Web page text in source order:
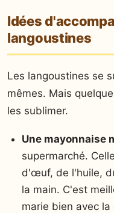
Idées
langoustines
Les langoustines se
mêmes. Mais
les sublimer.
Une mayonnaise
supermarché.
d'œuf, de l'huile,
la main. C'est
marie bien avec